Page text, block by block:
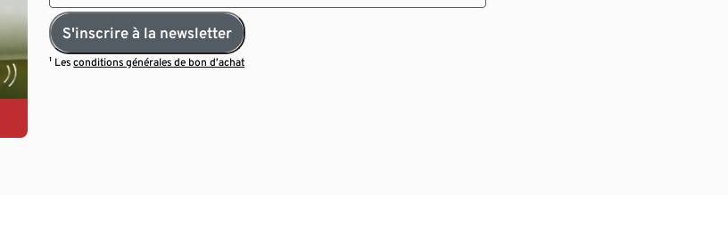
S'inscrire à la newsletter
¹ Lesconditions générales de bon d’achat